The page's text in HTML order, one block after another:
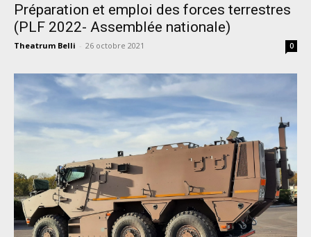
Préparation et emploi des forces terrestres
(PLF 2022- Assemblée nationale)
Theatrum Belli - 26 octobre 2021 0